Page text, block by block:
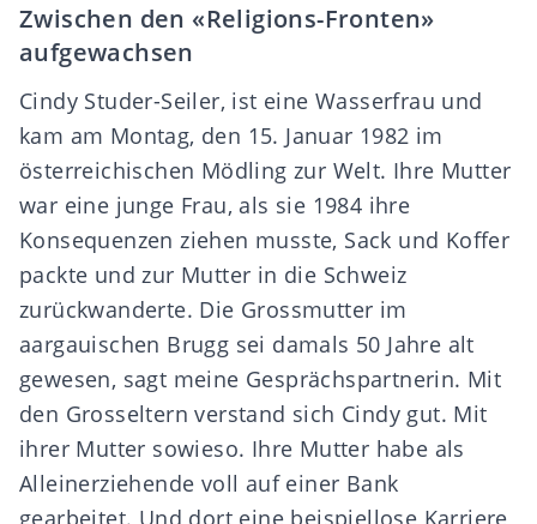
Zwischen den «Religions-Fronten»
aufgewachsen
Cindy Studer-Seiler, ist eine Wasserfrau und
kam am Montag, den 15. Januar 1982 im
österreichischen Mödling zur Welt. Ihre Mutter
war eine junge Frau, als sie 1984 ihre
Konsequenzen ziehen musste, Sack und Koffer
packte und zur Mutter in die Schweiz
zurückwanderte. Die Grossmutter im
aargauischen Brugg sei damals 50 Jahre alt
gewesen, sagt meine Gesprächspartnerin. Mit
den Grosseltern verstand sich Cindy gut. Mit
ihrer Mutter sowieso. Ihre Mutter habe als
Alleinerziehende voll auf einer Bank
gearbeitet. Und dort eine beispiellose Karriere